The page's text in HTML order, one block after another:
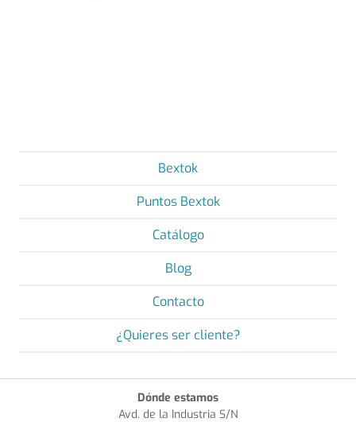
Bextok
Puntos Bextok
Catálogo
Blog
Contacto
¿Quieres ser cliente?
Dónde estamos
Avd. de la Industria S/N